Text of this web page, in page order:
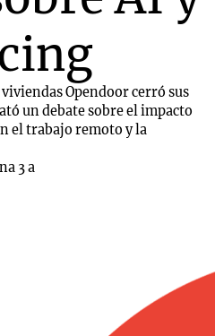
Opendoor cerró sus
un debate sobre el impacto
el trabajo remoto y la
3 a